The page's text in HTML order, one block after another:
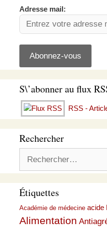
Adresse mail:
S\’abonner au flux
RSS -
Rechercher
Étiquettes
Académie de médecine acide
Alimentation